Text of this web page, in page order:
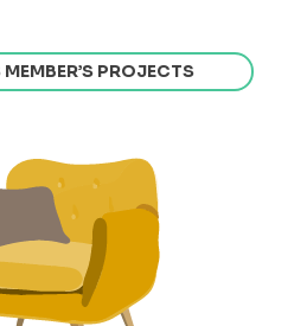
PROJECTS